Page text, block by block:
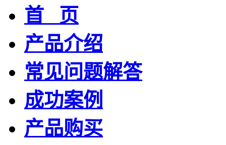
首 页
产品介绍
常见问题解答
成功案例
产品购买